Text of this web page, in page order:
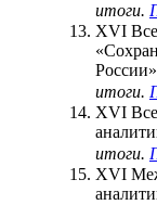
итоги.
XVI
итоги.
XVI
итоги.
XVI